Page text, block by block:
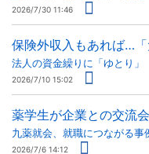
2026/7/30 11:46
保険外収入もあれば…
法人の資金繰りに「ゆとり
2026/7/10 15:02
薬学生が企業との交流
九薬就会、就職につながる事
2026/7/6 14:12